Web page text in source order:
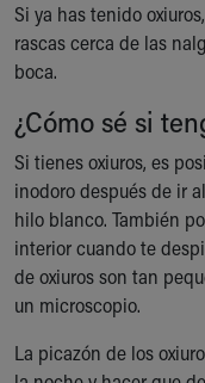
Health Information
Healthy Info, Healthy
Inside Children's Blog
KidsHealth Topics
Family Library
Educational
Injury Prevention
Medical Records
Symptom Checker
Skip to main content
Si ya has tenido
rascas cerca de las
boca.
¿Cómo sé si
Si tienes oxiuros, es
inodoro después de ir
hilo blanco. También
interior cuando te
de oxiuros son tan
un microscopio.
La picazón de los